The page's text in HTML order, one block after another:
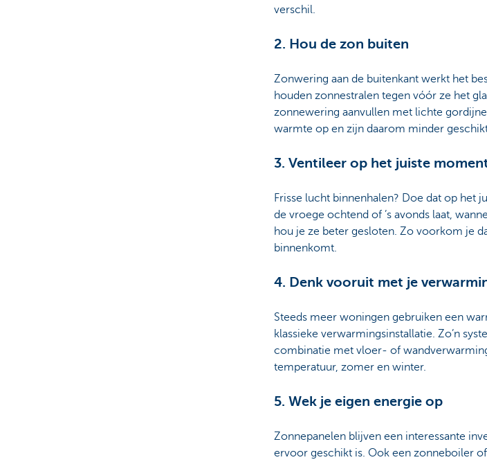
verschil.
2. Hou de zon buiten
Zonwering aan de buitenkant werkt het
houden zonnestralen tegen vóór ze het
zonnewering aanvullen met lichte
warmte op en zijn daarom minder
3. Ventileer op het juiste
Frisse lucht binnenhalen? Doe dat op het
de vroege ochtend of ’s avonds laat,
hou je ze beter gesloten. Zo voorkom je
binnenkomt.
4. Denk vooruit met je
Steeds meer woningen gebruiken een
klassieke verwarmingsinstallatie. Zo’n
combinatie met vloer- of
temperatuur, zomer en winter.
5. Wek je eigen energie op
Zonnepanelen blijven een interessante
ervoor geschikt is. Ook een zonneboiler